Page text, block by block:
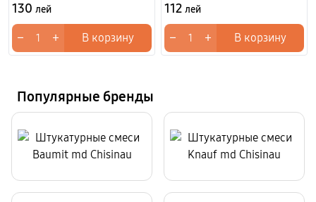
130 лей
− + В корзину
112 лей
− + В корзину
Популярные бренды